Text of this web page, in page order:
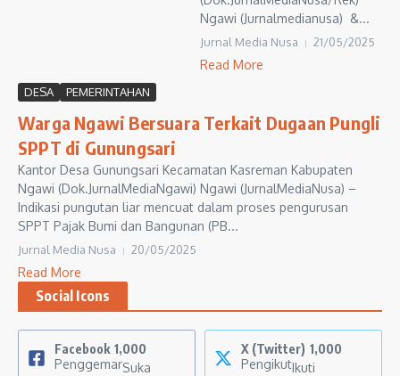
Ngawi (Jurnalmedianusa) &...
Jurnal Media Nusa 21/05/2025
Read More
DESA PEMERINTAHAN
Warga Ngawi Bersuara Terkait Dugaan Pungli
SPPT di Gunungsari
Kantor Desa Gunungsari Kecamatan Kasreman Kabupaten
Ngawi (Dok.JurnalMediaNgawi) Ngawi (JurnalMediaNusa) –
Indikasi pungutan liar mencuat dalam proses pengurusan
SPPT Pajak Bumi dan Bangunan (PB...
Jurnal Media Nusa 20/05/2025
Read More
Social Icons
Facebook 1,000
PenggemarSuka
X (Twitter) 1,000
PengikutIkuti